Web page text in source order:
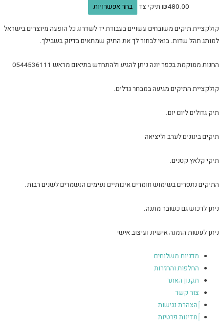
₪480.00 תיקי צד בחר אפשרויות
קולקציית תיקים משובחים עשויים בעבודת יד לשדרוג כל הופעה מיוצרים בישראל
למותג תהל שדות. בואי לבחור לך את התיק שמתאים בדיוק בשבילך.
החנות ממוקמת בכפר יונה ניתן להגיע ולהתחדש בתיאום מראש 0544536111
קולקציית התיקים מגיעה במבחר גדלים.
תיק גדולים ליום יום.
תיקים בינונים לערב וליציאה
תיקי קלאץ קטנים.
התיקים נתפרים בשימוש חומרים איכותיים נעימים הנשמרים לשנים רבות.
ניתן לרכוש גם כשובר מתנה.
ניתן לעשות הזמנה אישית ועיצוב אישי
מדניות משלוחים
החלפות והחזרות
תקנון האתר
צור קשר
הצהרת נגישות
מדינות פרטיות